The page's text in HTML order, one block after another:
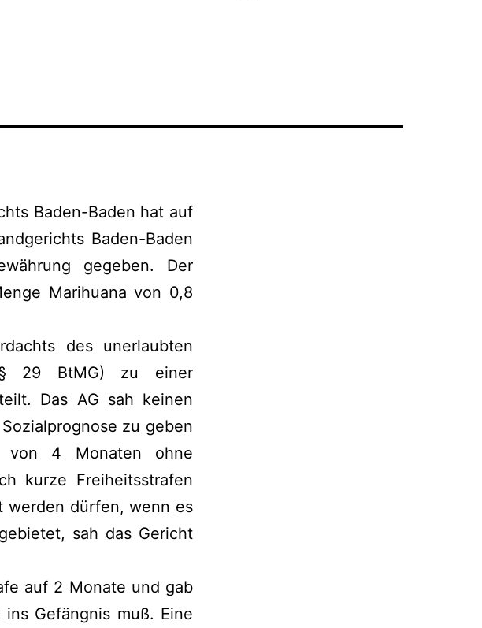
Baden-Baden hat auf
Baden-Baden
gegeben. Der
Marihuana von 0,8
des unerlaubten
29 BtMG) zu einer
Das AG sah keinen
zu geben
von 4 Monaten ohne
kurze Freiheitsstrafen
werden dürfen, wenn es
sah das Gericht
auf 2 Monate und gab
Gefängnis muß. Eine